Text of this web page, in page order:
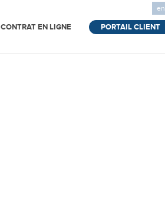
en
CONTRAT EN LIGNE PORTAIL CLIENT